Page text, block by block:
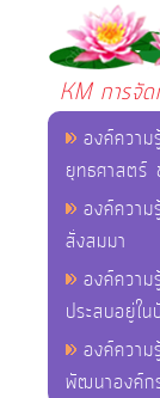
KM การจัด
องค์ควา
ยุทธศาสตร์
องค์ควา
สั่งสมมา
องค์ควา
ประสบอยู่ใ
องค์ควา
พัฒนาองค์ก